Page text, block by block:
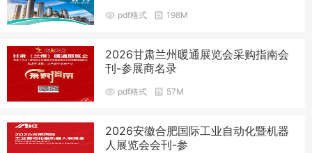
pdf格式 198M
2026甘肃兰州暖通展览会采购指南会
刊-参展商名录
pdf格式 57M
2026安徽合肥国际工业自动化暨机器
人展览会会刊-参